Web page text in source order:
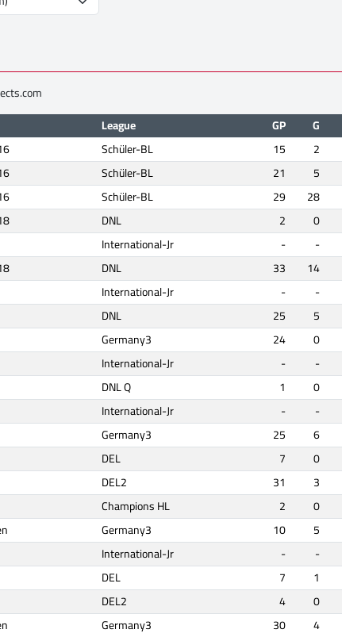
League GP G
Schüler-BL 15 2
Schüler-BL 21 5
Schüler-BL 29 28
DNL 2 0
International-Jr - -
DNL 33 14
International-Jr - -
DNL 25 5
Germany3 24 0
International-Jr - -
DNL Q 1 0
International-Jr - -
Germany3 25 6
DEL 7 0
DEL2 31 3
Champions HL 2 0
Germany3 10 5
International-Jr - -
DEL 7 1
DEL2 4 0
Germany3 30 4